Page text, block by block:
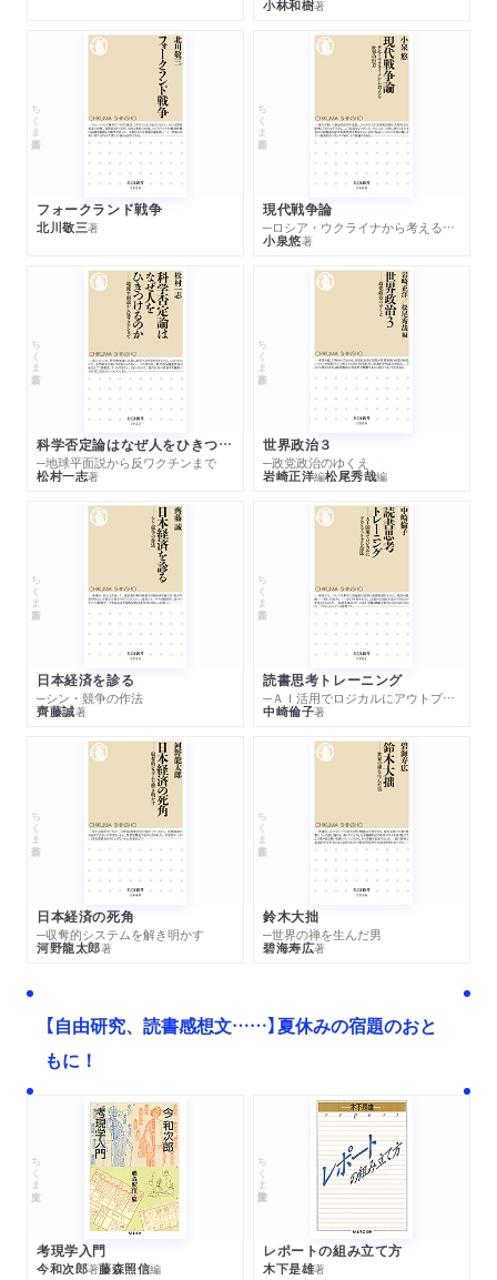
小林和樹著
ちくま新書
フォークランド戦争
北川敬三著
ちくま新書
現代戦争論
─ロシア・ウクライナから考える世界の行方
小泉悠著
ちくま新書
科学否定論はなぜ人をひきつけるのか
─地球平面説から反ワクチンまで
松村一志著
ちくま新書
世界政治３
─政党政治のゆくえ
岩崎正洋編松尾秀哉編
ちくま新書
日本経済を診る
─シン・競争の作法
齊藤誠著
ちくま新書
読書思考トレーニング
─ＡＩ活用でロジカルにアウトプットする技法
中崎倫子著
ちくま新書
日本経済の死角
─収奪的システムを解き明かす
河野龍太郎著
ちくま新書
鈴木大拙
─世界の禅を生んだ男
碧海寿広著
【自由研究、読書感想文……】夏休みの宿題のおと
もに！
ちくま文庫
考現学入門
今和次郎著藤森照信編
ちくま学芸文庫
レポートの組み立て方
木下是雄著